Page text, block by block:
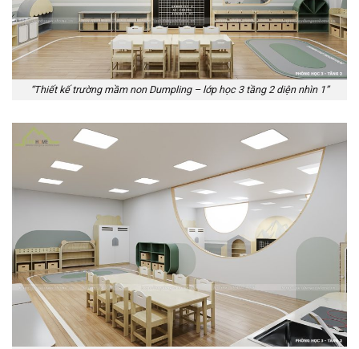
“Thiết kế trường mầm non Dumpling – lớp học 3 tầng 2 diện nhìn 1”